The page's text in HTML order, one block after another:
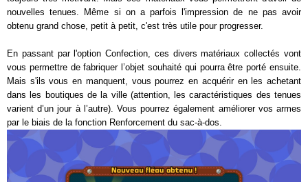
nouvelles tenues. Même si on a parfois l'impression de ne pas avoir
obtenu grand chose, petit à petit, c'est très utile pour progresser.
En passant par l'option Confection, ces divers matériaux collectés vont
vous permettre de fabriquer l’objet souhaité qui pourra être porté ensuite.
Mais s'ils vous en manquent, vous pourrez en acquérir en les achetant
dans les boutiques de la ville (attention, les caractéristiques des tenues
varient d’un jour à l’autre). Vous pourrez également améliorer vos armes
par le biais de la fonction Renforcement du sac-à-dos.